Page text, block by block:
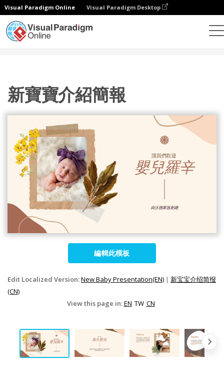
Visual Paradigm Online Visual Paradigm Desktop
新寶寶介紹簡報
編輯此模板
Edit Localized Version:New Baby Presentation(EN) | 新宝宝介绍简报
(CN)
View this page in:EN TW CN